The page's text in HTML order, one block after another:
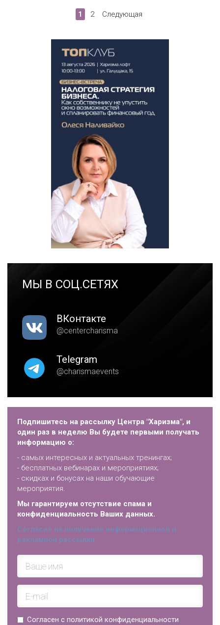
1 2 Следующая
МЫ В СОЦ.СЕТЯХ
ВКонтакте
@centercharisma
Telegram
@charismaevents
Подпишитесь на рассылку Центра "Харизма", и
один раз в неделю Вы будете первыми получать
информацию о:
- самых интересных и актуальных тренингах;
- бесплатных вебинарах и мероприятиях;
- скидках и бонусах на наши обучающие
мероприятия.
Мы гарантируем отсутствие спама и
конфиденциальность Ваших данных.
Согласие на получение информационной и
рекламной рассылки
Согласен с политикой конфиденциальности